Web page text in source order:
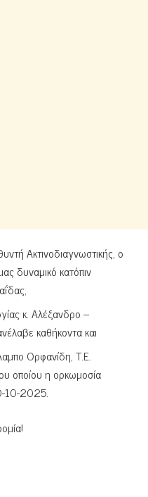
Ακτινοδιαγνωστικής, ο
δυναμικό κατόπιν
κ. Αλέξανδρο –
καθήκοντα και
Ορφανίδη, Τ.Ε.
οποίου η ορκωμοσία
10-2025.